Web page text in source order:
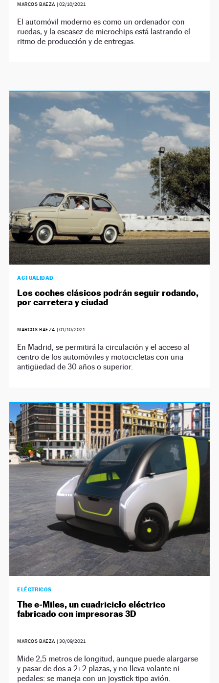
MARCOS BAEZA | 02/10/2021
El automóvil moderno es como un ordenador con
ruedas, y la escasez de microchips está lastrando el
ritmo de producción y de entregas.
ACTUALIDAD
Los coches clásicos podrán seguir rodando,
por carretera y ciudad
MARCOS BAEZA | 01/10/2021
En Madrid, se permitirá la circulación y el acceso al
centro de los automóviles y motocicletas con una
antigüedad de 30 años o superior.
ELÉCTRICOS
The e-Miles, un cuadriciclo eléctrico
fabricado con impresoras 3D
MARCOS BAEZA | 30/09/2021
Mide 2,5 metros de longitud, aunque puede alargarse
y pasar de dos a 2+2 plazas, y no lleva volante ni
pedales: se maneja con un joystick tipo avión.